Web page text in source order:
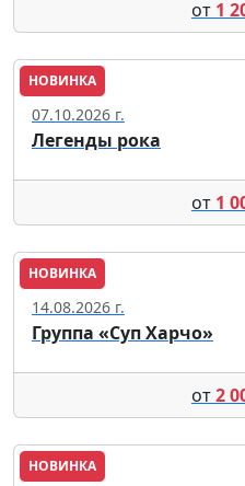
от 1
НОВИНКА
Рязань
07.10.2026 г.
Легенды рока
от 1
НОВИНКА
Москва
14.08.2026 г.
Группа «Суп Харчо»
от2
НОВИНКА
Москва